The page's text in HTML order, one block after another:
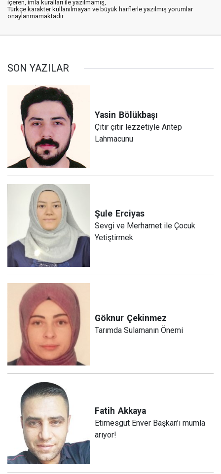
içeren, imla kuralları ile yazılmamış,
Türkçe karakter kullanılmayan ve büyük harflerle yazılmış yorumlar
onaylanmamaktadır.
SON YAZILAR
Yasin Bölükbaşı
Çıtır çıtır lezzetiyle Antep
Lahmacunu
Şule Erciyas
Sevgi ve Merhamet ile Çocuk
Yetiştirmek
Göknur Çekinmez
Tarımda Sulamanın Önemi
Fatih Akkaya
Etimesgut Enver Başkan’ı mumla
arıyor!